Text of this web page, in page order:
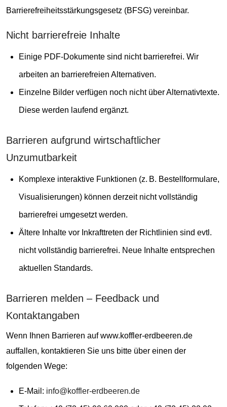
Barrierefreiheitsstärkungsgesetz (BFSG) vereinbar.
Nicht barrierefreie Inhalte
Einige PDF-Dokumente sind nicht barrierefrei. Wir
arbeiten an barrierefreien Alternativen.
Einzelne Bilder verfügen noch nicht über Alternativtexte.
Diese werden laufend ergänzt.
Barrieren aufgrund wirtschaftlicher
Unzumutbarkeit
Komplexe interaktive Funktionen (z. B. Bestellformulare,
Visualisierungen) können derzeit nicht vollständig
barrierefrei umgesetzt werden.
Ältere Inhalte vor Inkrafttreten der Richtlinien sind evtl.
nicht vollständig barrierefrei. Neue Inhalte entsprechen
aktuellen Standards.
Barrieren melden – Feedback und
Kontaktangaben
Wenn Ihnen Barrieren auf www.koffler-erdbeeren.de
auffallen, kontaktieren Sie uns bitte über einen der
folgenden Wege:
E-Mail: info@koffler-erdbeeren.de